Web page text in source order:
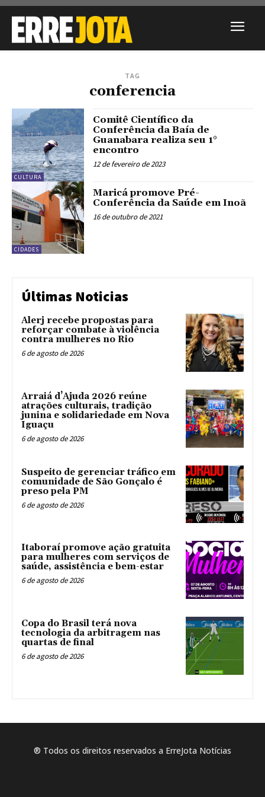
TAG
conferencia
CULTURA
Comitê Científico da
Conferência da Baía de
Guanabara realiza seu 1°
encontro
12 de fevereiro de 2023
CIDADES
Maricá promove Pré-
Conferência da Saúde em Inoã
16 de outubro de 2021
Últimas Noticias
Alerj recebe propostas para
reforçar combate à violência
contra mulheres no Rio
6 de agosto de 2026
Arraiá d’Ajuda 2026 reúne
atrações culturais, tradição
junina e solidariedade em Nova
Iguaçu
6 de agosto de 2026
Suspeito de gerenciar tráfico em
comunidade de São Gonçalo é
preso pela PM
6 de agosto de 2026
Itaboraí promove ação gratuita
para mulheres com serviços de
saúde, assistência e bem-estar
6 de agosto de 2026
Copa do Brasil terá nova
tecnologia da arbitragem nas
quartas de final
6 de agosto de 2026
® Todos os direitos reservados a ErreJota Notícias